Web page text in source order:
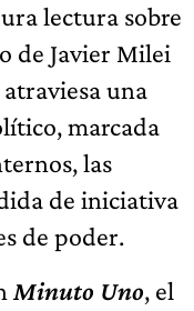
lectura sobre
de Javier Milei
una
marcada
las
de iniciativa
de poder.
Minuto Uno, el